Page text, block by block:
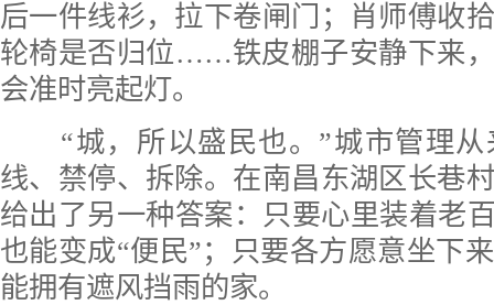
后一件线衫，拉下卷闸门；肖师傅收
轮椅是否归位……铁皮棚子安静下来
会准时亮起灯。
“城，所以盛民也。”城市管理
线、禁停、拆除。在南昌东湖区长巷
给出了另一种答案：只要心里装着老
也能变成“便民”；只要各方愿意坐下
能拥有遮风挡雨的家。